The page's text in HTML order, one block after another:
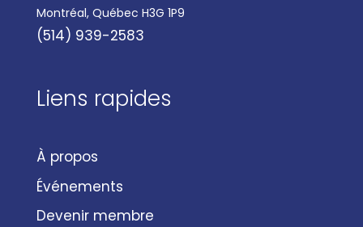
Montréal, Québec H3G 1P9
(514) 939-2583
Liens rapides
À propos
Événements
Devenir membre